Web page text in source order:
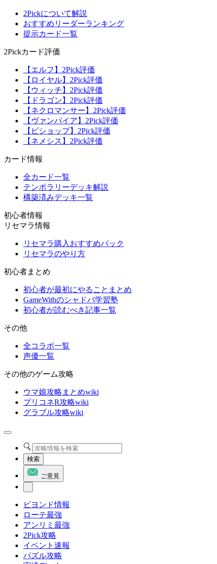
2Pickについて解説
おすすめリーダーランキング
提示カード一覧
2Pickカード評価
【エルフ】2Pick評価
【ロイヤル】2Pick評価
【ウィッチ】2Pick評価
【ドラゴン】2Pick評価
【ネクロマンサー】2Pick評価
【ヴァンパイア】2Pick評価
【ビショップ】2Pick評価
【ネメシス】2Pick評価
カード情報
全カード一覧
テンポラリーデッキ解説
構築済みデッキ一覧
初心者情報
リセマラ情報
リセマラ購入おすすめパック
リセマラのやり方
初心者まとめ
初心者が最初にやることまとめ
GameWithのシャドバ学習塾
初心者が読むべき記事一覧
その他
全コラボ一覧
声優一覧
その他のゲーム攻略
ウマ娘攻略まとめwiki
プリコネR攻略wiki
グラブル攻略wiki
検索
ご意見
ビヨンド情報
ローテ最強
アンリミ最強
2Pick攻略
イベント速報
パズル攻略